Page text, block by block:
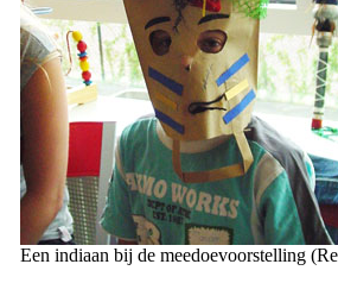
Een indiaan bij de meedoevoorstelling